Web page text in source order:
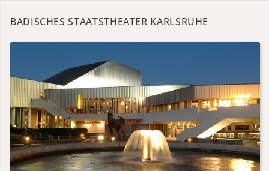
BADISCHES STAATSTHEATER KARLSRUHE